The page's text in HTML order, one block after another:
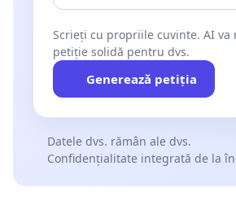
Scrieți cu propriile cuvinte. AI va
petiție solidă pentru dvs.
Generează petiția
Datele dvs. rămân ale dvs.
Confidențialitate integrată de la